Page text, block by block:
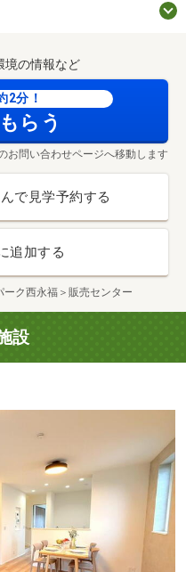
境の情報など
2分！
らう
お問い合わせページへ移動します
で見学予約する
追加する
ーク西永福＞販売センター
設